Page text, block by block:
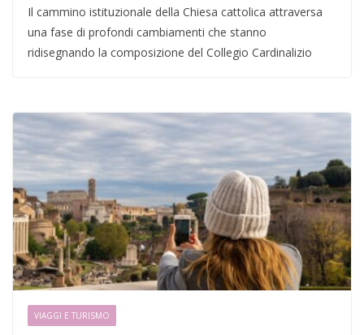
Il cammino istituzionale della Chiesa cattolica attraversa
una fase di profondi cambiamenti che stanno
ridisegnando la composizione del Collegio Cardinalizio
VIAGGI E TURISMO